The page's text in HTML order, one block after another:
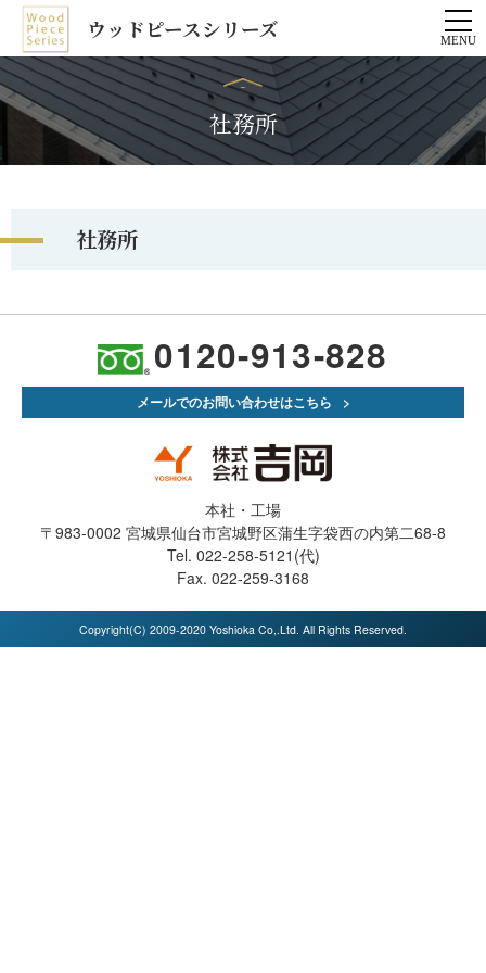
ウッドピースシリーズ
社務所
社務所
0120-913-828
メールでのお問い合わせはこちら
本社・工場
〒983-0002 宮城県仙台市宮城野区蒲生字袋西の内第二68-8
Tel. 022-258-5121(代)
Fax. 022-259-3168
Copyright(C) 2009-2020 Yoshioka Co,.Ltd. All Rights Reserved.